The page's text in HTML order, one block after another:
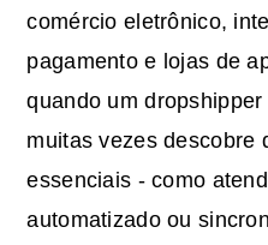
comércio eletrônico,
pagamento e lojas de
quando um
muitas vezes descobre
essenciais - como
automatizado ou